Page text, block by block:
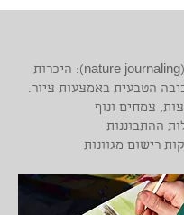
יומן טבע מצויר (nature journaling): היכרות
הטבעית באמצעות ציור.
צמחים ונוף
ההתבוננות
רישום מגוונות